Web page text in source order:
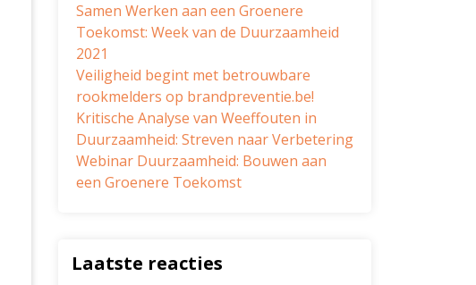
Samen Werken aan een Groenere
Toekomst: Week van de Duurzaamheid
2021
Veiligheid begint met betrouwbare
rookmelders op brandpreventie.be!
Kritische Analyse van Weeffouten in
Duurzaamheid: Streven naar Verbetering
Webinar Duurzaamheid: Bouwen aan
een Groenere Toekomst
Laatste reacties